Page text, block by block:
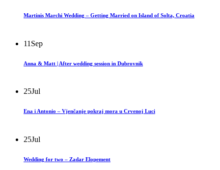
Martinis Marchi Wedding – Getting Married on Island of Solta, Croatia
11 Sep
Anna & Matt | After wedding session in Dubrovnik
25Jul
Ena i Antonio – Vjenčanje pokraj mora u Crvenoj Luci
25Jul
Wedding for two – Zadar Elopement